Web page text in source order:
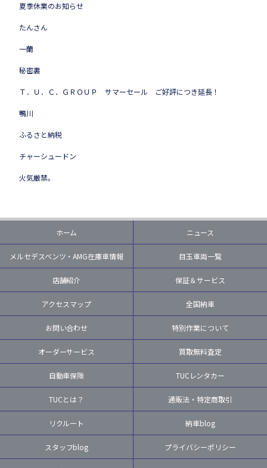
夏季休業のお知らせ
たんさん
一蘭
秘密裏
Ｔ．Ｕ．Ｃ．ＧＲＯＵＰ サマーセール ご好評につき延長！
鴨川
ふるさと納税
チャーシュードン
火気厳禁。
ホーム ニュース
メルセデスベンツ・AMG在庫車情報 目玉車両一覧
店舗紹介 保証＆サービス
アクセスマップ 全国納車
お問い合わせ 特別作業について
オーダーサービス 買取無料査定
自動車保険 TUCレンタカー
TUCとは？ 通販法・特定商取引
リクルート 納車blog
スタッフblog プライバシーポリシー